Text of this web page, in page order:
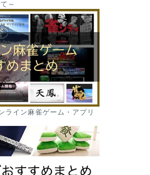
～
ライン麻雀ゲーム・アプリ